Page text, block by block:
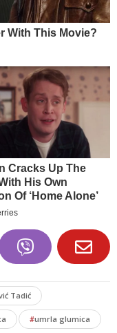
Tadić
#umrla glumica